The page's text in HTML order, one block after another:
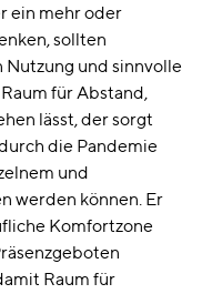
ein mehr oder
sollten
und sinnvolle
für Abstand,
lässt, der sorgt
die Pandemie
und
werden können. Er
Komfortzone
Raum für